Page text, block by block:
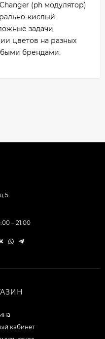
(ph модулятор)
кислый
задачи
цветов на разных
брендами.
– 21:00
кабинет